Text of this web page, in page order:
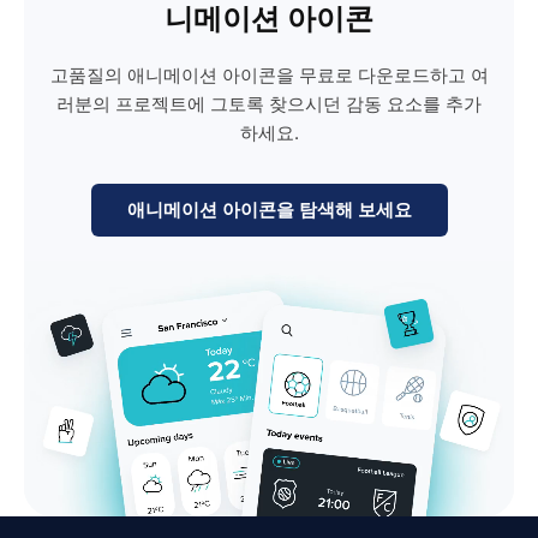
니메이션 아이콘
고품질의 애니메이션 아이콘을 무료로 다운로드하고 여
러분의 프로젝트에 그토록 찾으시던 감동 요소를 추가
하세요.
애니메이션 아이콘을 탐색해 보세요